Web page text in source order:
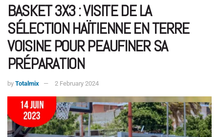
BASKET 3X3 : VISITE DE LA
SÉLECTION HAÏTIENNE EN TERRE
VOISINE POUR PEAUFINER SA
PRÉPARATION
by Totalmix 2 February 2024